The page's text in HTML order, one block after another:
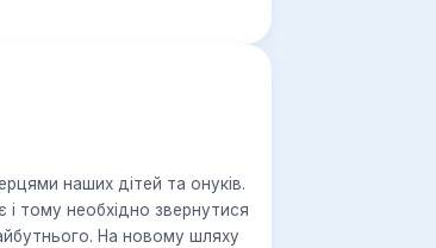
наших дітей та онуків.
тому необхідно звернутися
На новому шляху